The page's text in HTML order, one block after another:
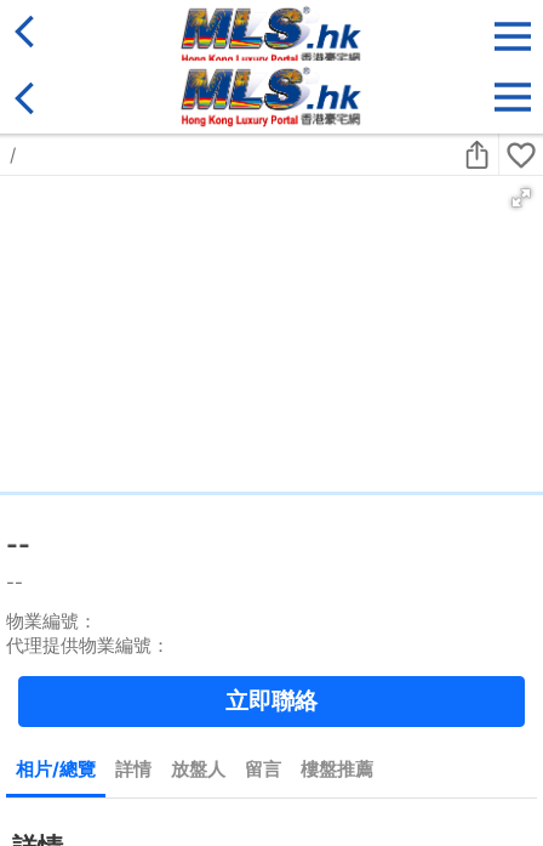
售盤 類別
收藏
標準2100呎村屋
置頂